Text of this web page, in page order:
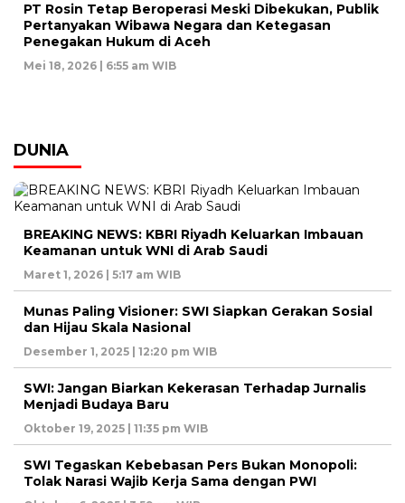
PT Rosin Tetap Beroperasi Meski Dibekukan, Publik
Pertanyakan Wibawa Negara dan Ketegasan
Penegakan Hukum di Aceh
Mei 18, 2026 | 6:55 am WIB
DUNIA
BREAKING NEWS: KBRI Riyadh Keluarkan Imbauan
Keamanan untuk WNI di Arab Saudi
Maret 1, 2026 | 5:17 am WIB
Munas Paling Visioner: SWI Siapkan Gerakan Sosial
dan Hijau Skala Nasional
Desember 1, 2025 | 12:20 pm WIB
SWI: Jangan Biarkan Kekerasan Terhadap Jurnalis
Menjadi Budaya Baru
Oktober 19, 2025 | 11:35 pm WIB
SWI Tegaskan Kebebasan Pers Bukan Monopoli:
Tolak Narasi Wajib Kerja Sama dengan PWI